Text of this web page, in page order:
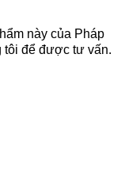
này của Pháp
tôi để được tư vấn.